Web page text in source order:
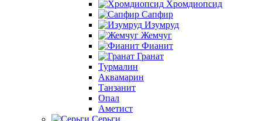
Хромдиопсид
Сапфир
Изумруд
Жемчуг
Фианит
Гранат
Турмалин
Аквамарин
Танзанит
Опал
Аметист
Серьги